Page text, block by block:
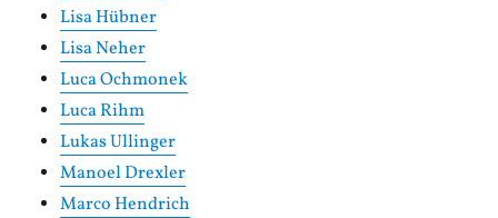
Lisa Hübner
Lisa Neher
Luca Ochmonek
Luca Rihm
Lukas Ullinger
Manoel Drexler
Marco Hendrich